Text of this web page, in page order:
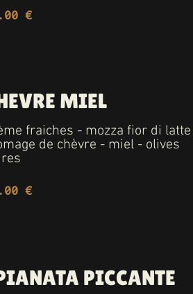
€
MIEL
fraiches - mozza fior di latte
de chèvre - miel - olives
€
PICCANTE